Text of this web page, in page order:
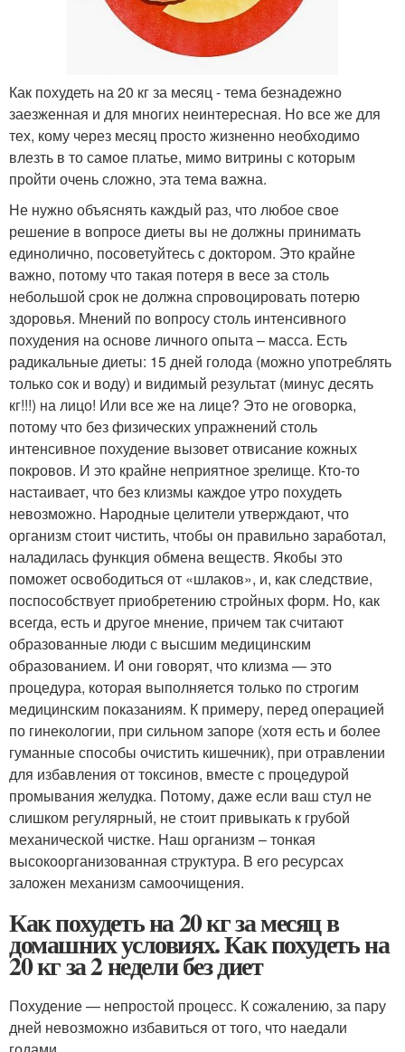
Как похудеть на 20 кг за месяц - тема безнадежно
заезженная и для многих неинтересная. Но все же для
тех, кому через месяц просто жизненно необходимо
влезть в то самое платье, мимо витрины с которым
пройти очень сложно, эта тема важна.
Не нужно объяснять каждый раз, что любое свое
решение в вопросе диеты вы не должны принимать
единолично, посоветуйтесь с доктором. Это крайне
важно, потому что такая потеря в весе за столь
небольшой срок не должна спровоцировать потерю
здоровья. Мнений по вопросу столь интенсивного
похудения на основе личного опыта – масса. Есть
радикальные диеты: 15 дней голода (можно употреблять
только сок и воду) и видимый результат (минус десять
кг!!!) на лицо! Или все же на лице? Это не оговорка,
потому что без физических упражнений столь
интенсивное похудение вызовет отвисание кожных
покровов. И это крайне неприятное зрелище. Кто-то
настаивает, что без клизмы каждое утро похудеть
невозможно. Народные целители утверждают, что
организм стоит чистить, чтобы он правильно заработал,
наладилась функция обмена веществ. Якобы это
поможет освободиться от «шлаков», и, как следствие,
поспособствует приобретению стройных форм. Но, как
всегда, есть и другое мнение, причем так считают
образованные люди с высшим медицинским
образованием. И они говорят, что клизма — это
процедура, которая выполняется только по строгим
медицинским показаниям. К примеру, перед операцией
по гинекологии, при сильном запоре (хотя есть и более
гуманные способы очистить кишечник), при отравлении
для избавления от токсинов, вместе с процедурой
промывания желудка. Потому, даже если ваш стул не
слишком регулярный, не стоит привыкать к грубой
механической чистке. Наш организм – тонкая
высокоорганизованная структура. В его ресурсах
заложен механизм самоочищения.
Как похудеть на 20 кг за месяц в
домашних условиях. Как похудеть на
20 кг за 2 недели без диет
Похудение — непростой процесс. К сожалению, за пару
дней невозможно избавиться от того, что наедали